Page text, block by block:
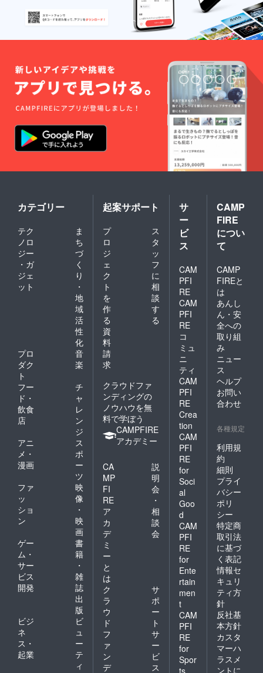
カテゴリー
テク
ノロ
ジー
・ガ
ジェ
ット
ま
ち
づ
く
り
・
地
域
活
性
化
プロ
ダク
ト
音
楽
フー
ド・
飲食
店
チ
ャ
レ
ン
ジ
アニ
メ・
漫画
ス
ポ
ー
ツ
ファ
ッ
ショ
ン
映
像
・
映
画
ゲー
ム・
サー
ビス
開発
書
籍
・
雑
誌
出
版
ビジ
ネ
ス・
起業
ビ
ュ
ー
テ
ィ
起案サポート
プ
ロ
ジ
ェ
ク
ト
を
作
る
ス
タ
ッ
フ
に
相
談
す
る
資
料
請
求
クラウドファ
ンディングの
ノウハウを無
料で学ぼう
CAMPFIRE
アカデミー
CA
MP
FI
RE
ア
カ
デ
ミ
ー
と
は
説
明
会
・
相
談
会
ク
ラ
ウ
ド
フ
ァ
ン
デ
サ
ポ
ー
ト
サ
ー
ビ
ス
サ
ー
ビ
ス
CAM
PFI
RE
CAM
PFI
RE
コ
ミュ
ニ
ティ
CAM
PFI
RE
Crea
tion
CAM
PFI
RE
for
Soci
al
Goo
d
CAM
PFI
RE
for
Ente
rtain
men
t
CAM
PFI
RE
for
Spor
CAMP
FIRE
につい
て
CAMP
FIREと
は
あんし
ん・安
全への
取り組
み
ニュー
ス
ヘルプ
お問い
合わせ
各種規定
利用規
約
細則
プライ
バシー
ポリ
シー
特定商
取引法
に基づ
く表記
情報セ
キュリ
ティ方
針
反社基
本方針
カスタ
マーハ
ラスメ
ントに